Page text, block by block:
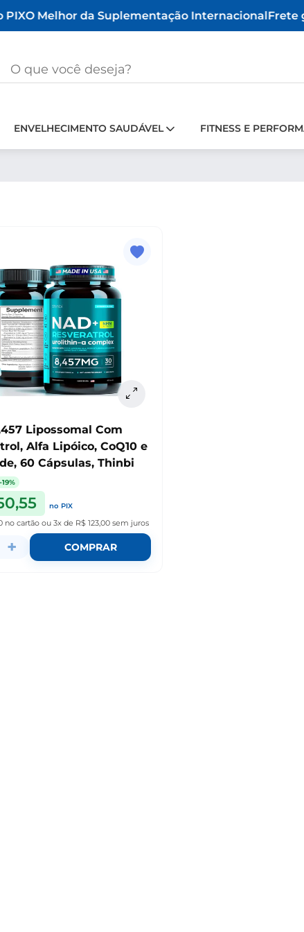
O Melhor da Suplementação InternacionalFrete
ENVELHECIMENTO SAUDÁVEL FITNESS E
Com
Alfa Lipóico, CoQ10 e
60 Cápsulas, Thinbi
-19%
no PIX
no cartão ou 3x de R$ 123,00 sem juros
+ COMPRAR